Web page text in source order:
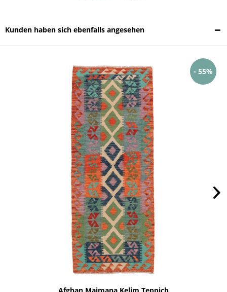
Kunden haben sich ebenfalls angesehen
- 55%